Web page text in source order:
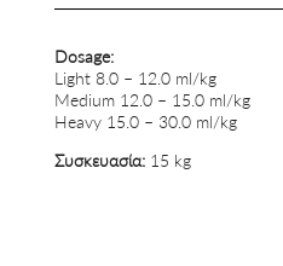
Dosage:
Light 8.0 – 12.0 ml/kg
Medium 12.0 – 15.0 ml/kg
Heavy 15.0 – 30.0 ml/kg
Συσκευασία:15 kg